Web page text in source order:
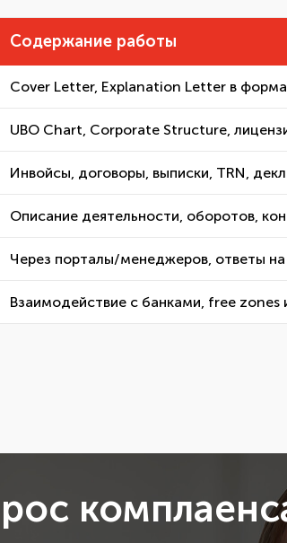
Содержание работы
Cover Letter, Explanation Letter в
UBO Chart, Corporate Structure,
Инвойсы, договоры, выписки, TRN,
Описание деятельности, оборотов,
Через порталы/менеджеров, ответы
Взаимодействие с банками, free zones